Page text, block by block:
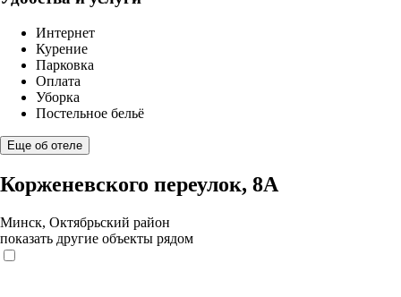
Интернет
Курение
Парковка
Оплата
Уборка
Постельное бельё
Еще об отеле
Корженевского переулок, 8А
Минск, Октябрьский район
показать другие объекты рядом